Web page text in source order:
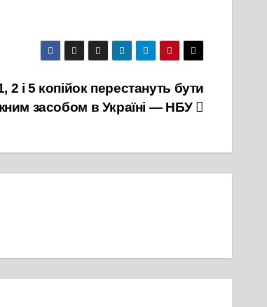
і 5 копійок перестануть бути
засобом в Україні — НБУ